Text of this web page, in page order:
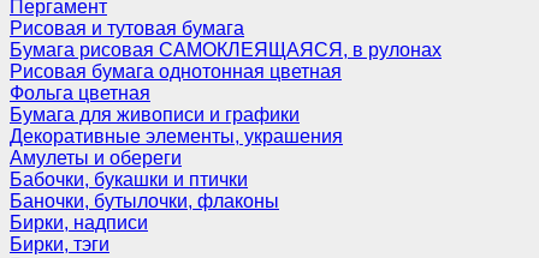
Пергамент
Рисовая и тутовая бумага
Бумага рисовая САМОКЛЕЯЩАЯСЯ, в рулонах
Рисовая бумага однотонная цветная
Фольга цветная
Бумага для живописи и графики
Декоративные элементы, украшения
Амулеты и обереги
Бабочки, букашки и птички
Баночки, бутылочки, флаконы
Бирки, надписи
Бирки, тэги